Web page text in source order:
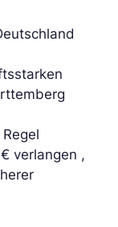
verlangen ,